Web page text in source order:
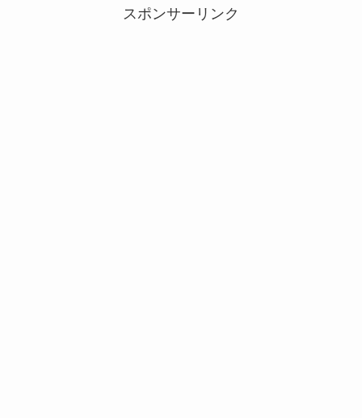
スポンサーリンク